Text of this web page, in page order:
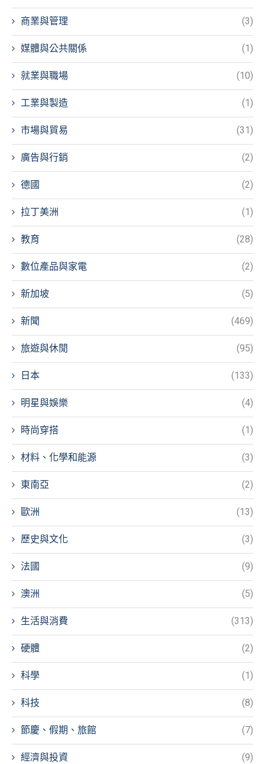
商業與管理 (3)
媒體與公共關係 (1)
就業與職場 (10)
工業與製造 (1)
市場與貿易 (31)
廣告與行銷 (2)
德國 (2)
拉丁美洲 (1)
教育 (28)
數位產品與家電 (2)
新加坡 (5)
新聞 (469)
旅遊與休閒 (95)
日本 (133)
明星與娛樂 (4)
時尚穿搭 (1)
材料、化學和能源 (3)
東南亞 (2)
歐洲 (13)
歷史與文化 (3)
法國 (9)
澳洲 (5)
生活與消費 (313)
硬體 (2)
科學 (1)
科技 (8)
節慶、假期、旅館 (7)
經濟與投資 (9)